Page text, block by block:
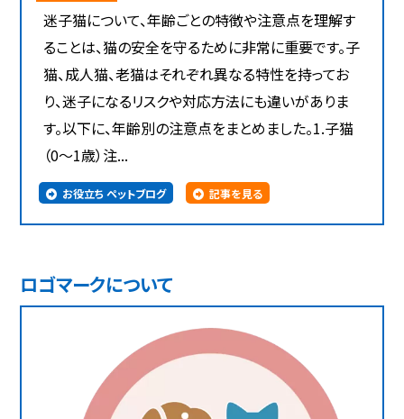
迷子猫について、年齢ごとの特徴や注意点を理解す
ることは、猫の安全を守るために非常に重要です。子
猫、成人猫、老猫はそれぞれ異なる特性を持ってお
り、迷子になるリスクや対応方法にも違いがありま
す。以下に、年齢別の注意点をまとめました。1.子猫
（0～1歳）注...
お役立ち ペットブログ 記事を見る
ロゴマークについて